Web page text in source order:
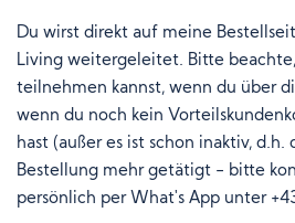
Du wirst direkt auf meine
Living weitergeleitet. Bitte beachte,
teilnehmen kannst, wenn du über
wenn du noch kein
hast (außer es ist schon inaktiv, d.h.
Bestellung mehr getätigt - bitte
persönlich per What's App unter